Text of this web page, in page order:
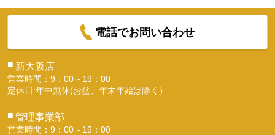
電話でお問い合わせ
■ 新大阪店
営業時間：9：00～19：00
定休日:年中無休(お盆、年末年始は除く）
■ 管理事業部
営業時間：9：00～19：00